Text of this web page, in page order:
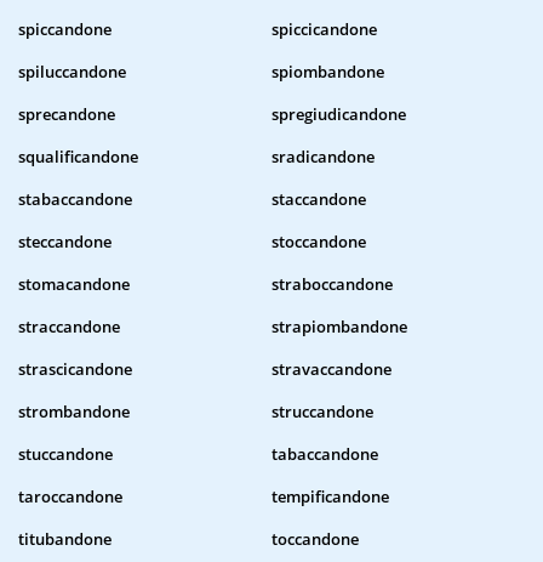
spiccandone
spiccicandone
spiluccandone
spiombandone
sprecandone
spregiudicandone
squalificandone
sradicandone
stabaccandone
staccandone
steccandone
stoccandone
stomacandone
straboccandone
straccandone
strapiombandone
strascicandone
stravaccandone
strombandone
struccandone
stuccandone
tabaccandone
taroccandone
tempificandone
titubandone
toccandone